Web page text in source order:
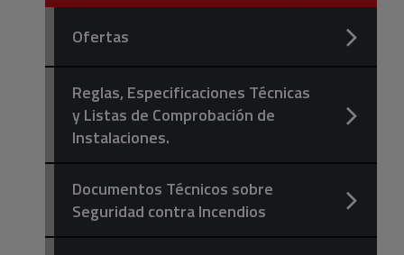
Ofertas
Reglas, Especificaciones Técnicas
y Listas de Comprobación de
Instalaciones.
Documentos Técnicos sobre
Seguridad contra Incendios